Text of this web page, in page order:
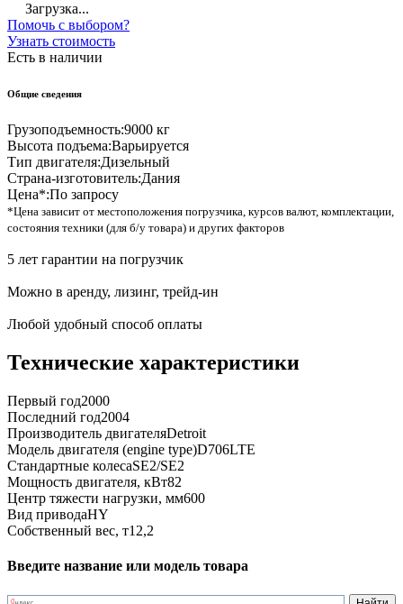
Загрузка...
Помочь с выбором?
Узнать стоимость
Есть в наличии
Общие сведения
Грузоподъемность:9000 кг
Высота подъема:Варьируется
Тип двигателя:Дизельный
Страна-изготовитель:Дания
Цена*:По запросу
*Цена зависит от местоположения погрузчика, курсов валют, комплектации,
состояния техники (для б/у товара) и других факторов
5 лет гарантии на погрузчик
Можно в аренду, лизинг, трейд-ин
Любой удобный способ оплаты
Технические характеристики
Первый год2000
Последний год2004
Производитель двигателяDetroit
Модель двигателя (engine type)D706LTE
Стандартные колесаSE2/SE2
Мощность двигателя, кВт82
Центр тяжести нагрузки, мм600
Вид приводаHY
Собственный вес, т12,2
Введите название или модель товара